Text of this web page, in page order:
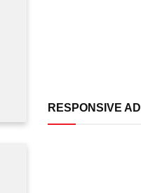
RESPONSIVE AD